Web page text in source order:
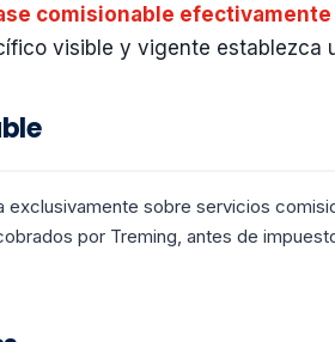
comisionable
visible y vigente establezca
exclusivamente sobre servicios
por Treming, antes de